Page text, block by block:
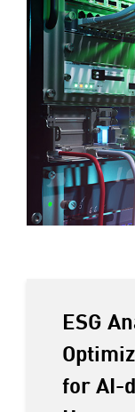
ESG
for AI-